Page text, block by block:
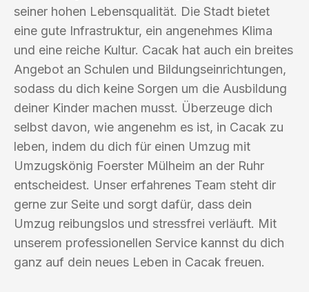
seiner hohen Lebensqualität. Die Stadt bietet
eine gute Infrastruktur, ein angenehmes Klima
und eine reiche Kultur. Cacak hat auch ein breites
Angebot an Schulen und Bildungseinrichtungen,
sodass du dich keine Sorgen um die Ausbildung
deiner Kinder machen musst. Überzeuge dich
selbst davon, wie angenehm es ist, in Cacak zu
leben, indem du dich für einen Umzug mit
Umzugskönig Foerster Mülheim an der Ruhr
entscheidest. Unser erfahrenes Team steht dir
gerne zur Seite und sorgt dafür, dass dein
Umzug reibungslos und stressfrei verläuft. Mit
unserem professionellen Service kannst du dich
ganz auf dein neues Leben in Cacak freuen.